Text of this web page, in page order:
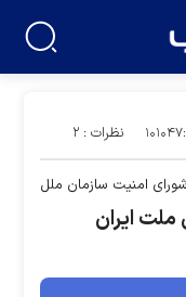
نظرات : ۲
امنيت سازمان ملل
ملت ايران